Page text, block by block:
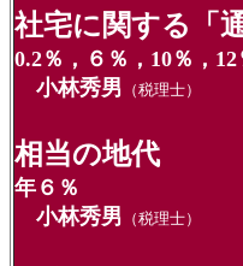
社宅に関する「
0.2％，６％，10％，12
小林秀男 （税理士）
相当の地代
年６％
小林秀男 （税理士）